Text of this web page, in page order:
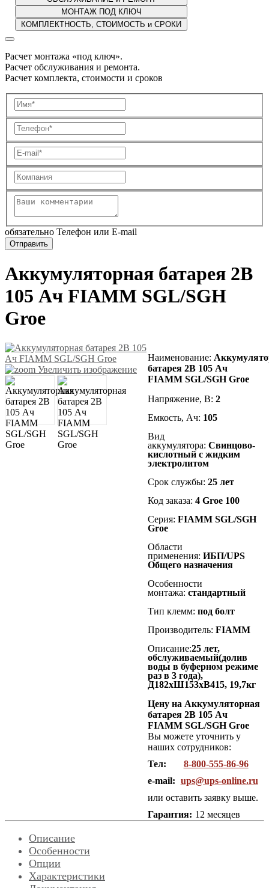
Расчет монтажа «под ключ».
Расчет обслуживания и ремонта.
Расчет комплекта, стоимости и сроков
обязательно Телефон или E-mail
Аккумуляторная батарея 2В
105 Ач FIAMM SGL/SGH
Groe
Увеличить изображение
Наименование:
батарея 2В 105 Ач
FIAMM SGL/SGH Groe
Напряжение, В: 2
Емкость, Ач: 105
Вид
аккумулятора: Cвинцово-
кислотный с жидким
электролитом
Срок службы: 25 лет
Код заказа: 4 Groe 100
Серия: FIAMM SGL/SGH
Groe
Области
применения: ИБП/UPS
Общего назначения
Особенности
монтажа: стандартный
Тип клемм: под болт
Производитель: FIAMM
Описание:25 лет,
обслуживаемый(долив
воды в буферном режиме
раз в 3 года),
Д182хШ153хВ415, 19,7кг
Цену на Аккумуляторная
батарея 2В 105 Ач
FIAMM SGL/SGH Groe
Вы можете уточнить у
наших сотрудников:
Тел:
8-800-555-86-96
e-mail: ups@ups-online.ru
или оставить заявку выше.
Гарантия: 12 месяцев
Описание
Особенности
Опции
Характеристики